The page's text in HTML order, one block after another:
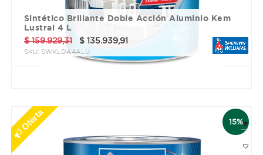
Sintético Brillante Doble Acción Aluminio Kem
Lustral 4 L
$159.929,31 $ 135.939,91
SKU: SWKLDA4ALU
15%
Oferta